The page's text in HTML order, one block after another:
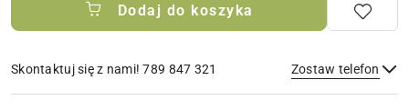
Dodaj do koszyka
Skontaktuj się z nami! 789 847 321 Zostaw telefon